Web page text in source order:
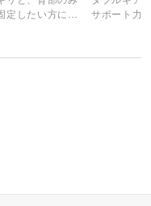
定したい方にお
サポート力